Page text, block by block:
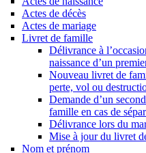
Actes de décès
Actes de mariage
Livret de famille
Délivrance à
naissance d’un
Nouveau livret de
perte, vol ou
Demande d’un
famille en cas de
Délivrance lors du
Mise à jour du livret
Nom et prénom